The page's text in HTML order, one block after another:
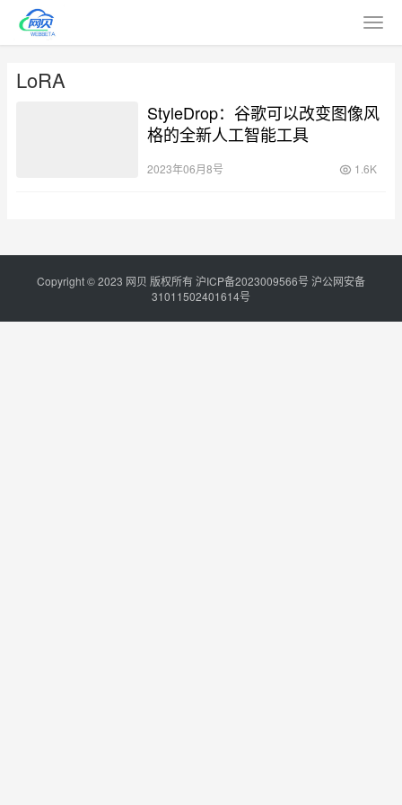
LoRA
StyleDrop：谷歌可以改变图像风
格的全新人工智能工具
2023年06月8号 1.6K
Copyright © 2023 网贝 版权所有沪ICP备2023009566号 沪公网安备
31011502401614号